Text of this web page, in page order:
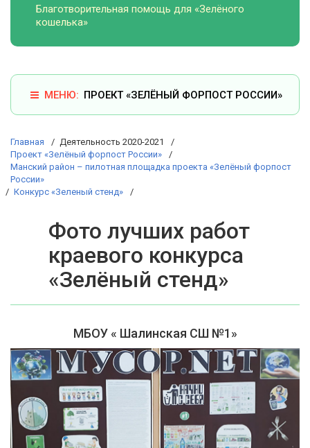
Благотворительная помощь для «Зелёного
кошелька»
ПРОЕКТ «ЗЕЛЁНЫЙ ФОРПОСТ РОССИИ»
Главная
Деятельность 2020-2021
Проект «Зелёный форпост России»
Манский район – пилотная площадка проекта «Зелёный форпост
России»
Конкурс «Зеленый стенд»
Фото лучших работ
краевого конкурса
«Зелёный стенд»
МБОУ « Шалинская СШ №1»